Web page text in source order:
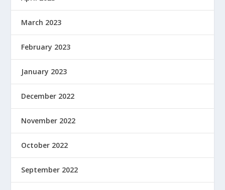
March 2023
February 2023
January 2023
December 2022
November 2022
October 2022
September 2022